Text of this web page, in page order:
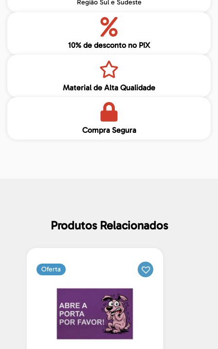
Região Sul e Sudeste
10% de desconto no PIX
Material de Alta Qualidade
Compra Segura
Produtos Relacionados
Oferta